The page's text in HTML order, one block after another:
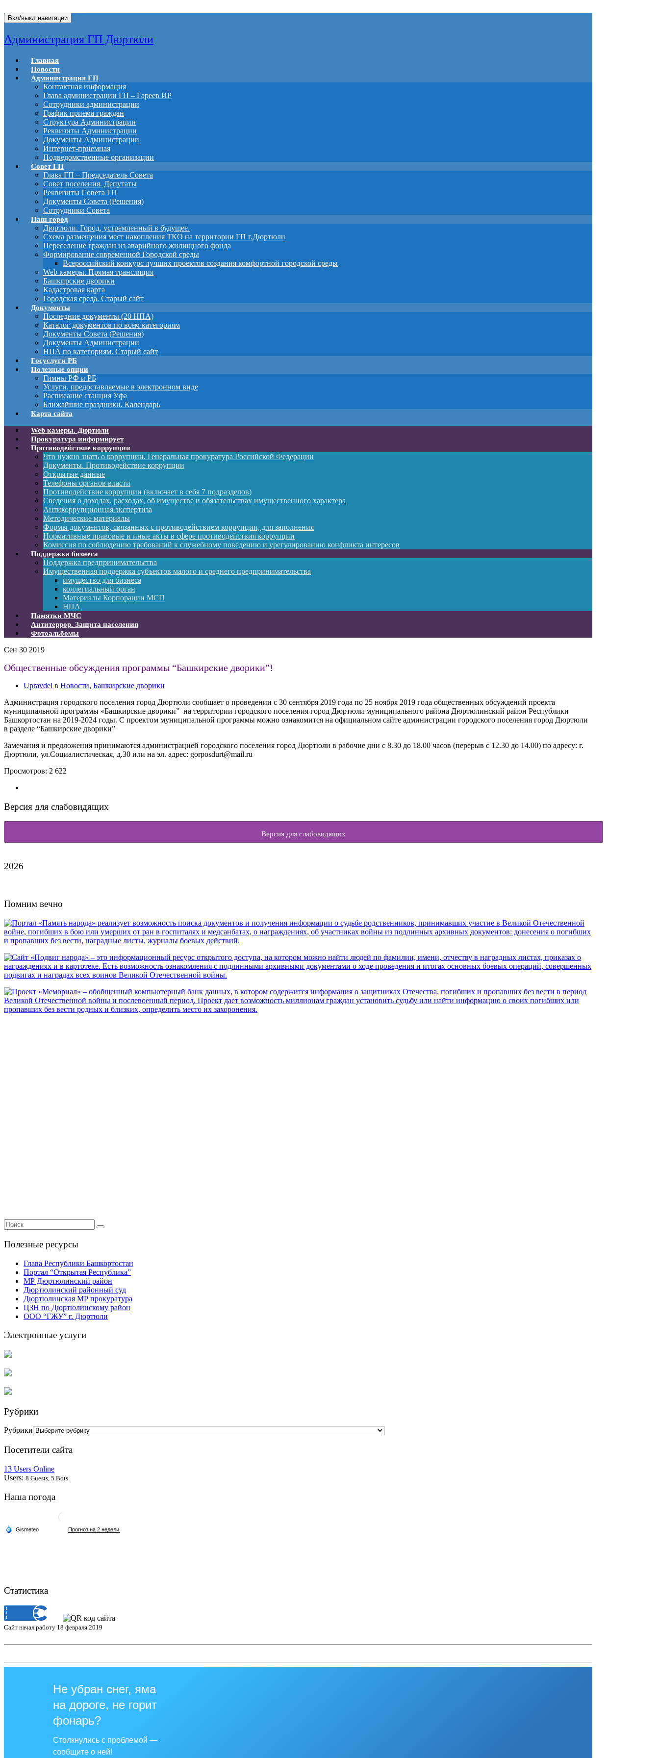
Вкл/выкл навигации
Администрация ГП Дюртюли
Главная
Новости
Администрация ГП
Контактная информация
Глава администрации ГП – Гареев ИР
Сотрудники администрации
График приема граждан
Структура Администрации
Реквизиты Администрации
Документы Администрации
Интернет-приемная
Подведомственные организации
Совет ГП
Глава ГП – Председатель Совета
Совет поселения. Депутаты
Реквизиты Совета ГП
Документы Совета (Решения)
Сотрудники Совета
Наш город
Дюртюли. Город, устремленный в будущее.
Схема размещения мест накопления ТКО на территории ГП г.Дюртюли
Переселение граждан из аварийного жилищного фонда
Формирование современной Городской среды
Всероссийский конкурс лучших проектов создания комфортной городской среды
Web камеры. Прямая трансляция
Башкирские дворики
Кадастровая карта
Городская среда. Старый сайт
Документы
Последние документы (20 НПА)
Каталог документов по всем категориям
Документы Совета (Решения)
Документы Администрации
НПА по категориям. Старый сайт
Госуслуги РБ
Полезные опции
Гимны РФ и РБ
Услуги, предоставляемые в электронном виде
Расписание станция Уфа
Ближайшие праздники. Календарь
Карта сайта
Web камеры. Дюртюли
Прокуратура информирует
Противодействие коррупции
Что нужно знать о коррупции. Генеральная прокуратура Российской Федерации
Документы. Противодействие коррупции
Открытые данные
Телефоны органов власти
Противодействие коррупции (включает в себя 7 подразделов)
Сведения о доходах, расходах, об имуществе и обязательствах имущественного характера
Антикоррупционная экспертиза
Методические материалы
Формы документов, связанных с противодействием коррупции, для заполнения
Нормативные правовые и иные акты в сфере противодействия коррупции
Комиссия по соблюдению требований к служебному поведению и урегулированию конфликта интересов
Поддержка бизнеса
Поддержка предпринимательства
Имущественная поддержка субъектов малого и среднего предпринимательства
имущество для бизнеса
коллегиальный орган
Материалы Корпорации МСП
НПА
Памятки МЧС
Антитеррор. Защита населения
Фотоальбомы
Сен 30 2019
Общественные обсуждения программы “Башкирские дворики”!
Upravdel в Новости, Башкирские дворики
Администрация городского поселения город Дюртюли сообщает о проведении с 30 сентября 2019 года по 25 ноября 2019 года общественных обсуждений проекта
муниципальной программы «Башкирские дворики” на территории городского поселения город Дюртюли муниципального района Дюртюлинский район Республики
Башкортостан на 2019-2024 годы. С проектом муниципальной программы можно ознакомится на официальном сайте администрации городского поселения город Дюртюли
в разделе “Башкирские дворики”
Замечания и предложения принимаются администрацией городского поселения город Дюртюли в рабочие дни с 8.30 до 18.00 часов (перерыв с 12.30 до 14.00) по адресу: г.
Дюртюли, ул.Социалистическая, д.30 или на эл. адрес: gorposdurt@mail.ru
Просмотров: 2 622
Версия для слабовидящих
Версия для слабовидящих
2026
Помним вечно
Полезные ресурсы
Глава Республики Башкортостан
Портал “Открытая Республика”
МР Дюртюлинский район
Дюртюлинский районный суд
Дюртюлинская МР прокуратура
ЦЗН по Дюртюлинскому район
ООО “ГЖУ” г. Дюртюли
Электронные услуги
Рубрики
Рубрики
Посетители сайта
13 Users Online
Users: 8 Guests, 5 Bots
Наша погода
Статистика
Сайт начал работу 18 февраля 2019
Не убран снег, яма
на дороге, не горит
фонарь?
Столкнулись с проблемой —
сообщите о ней!